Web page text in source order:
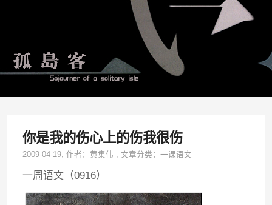
你是我的伤心上的伤我很伤
2009-04-19, 作者：黄集伟 ,文章分类：一课语文
一周语文（0916）